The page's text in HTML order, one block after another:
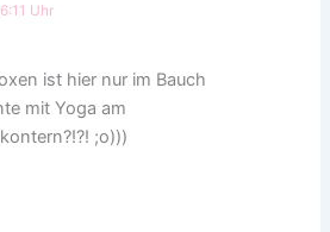
Uhr
ist hier nur im Bauch
mit Yoga am
;o)))